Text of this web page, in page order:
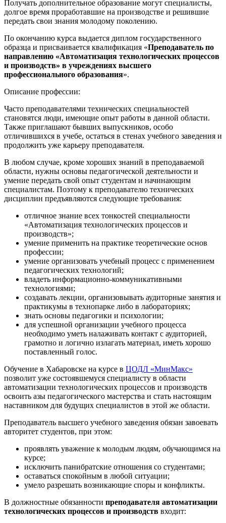
Получать дополнительное образование могут специалисты,
долгое время проработавшие на производстве и решившие
передать свои знания молодому поколению.
По окончанию курса выдается диплом государственного
образца и присваивается квалификация «Преподаватель по
направлению «Автоматизация технологических процессов
и производств» в учреждениях высшего
профессионального образования».
Описание профессии:
Часто преподавателями технических специальностей
становятся люди, имеющие опыт работы в данной области.
Также приглашают бывших выпускников, особо
отличившихся в учебе, остаться в стенах учебного заведения и
продолжить уже карьеру преподавателя.
В любом случае, кроме хороших знаний в преподаваемой
области, нужны основы педагогической деятельности и
умение передать свой опыт студентам и начинающим
специалистам. Поэтому к преподавателю технических
дисциплин предъявляются следующие требования:
отличное знание всех тонкостей специальности
«Автоматизация технологических процессов и
производств»;
умение применить на практике теоретические основ
профессии;
умение организовать учебный процесс с применением
педагогических технологий;
владеть информационно-коммуникативными
технологиями;
создавать лекции, организовывать аудиторные занятия и
практикумы в технопарке либо в лабораториях;
знать основы педагогики и психологии;
для успешной организации учебного процесса
необходимо уметь налаживать контакт с аудиторией,
грамотно и логично излагать материал, иметь хорошо
поставленный голос.
Обучение в Хабаровске на курсе в ЦОДЛ «МинМакс»
позволит уже состоявшемуся специалисту в области
автоматизации технологических процессов и производств
освоить азы педагогического мастерства и стать настоящим
наставником для будущих специалистов в этой же области.
Преподаватель высшего учебного заведения обязан завоевать
авторитет студентов, при этом:
проявлять уважение к молодым людям, обучающимся на
курсе;
исключить панибратские отношения со студентами;
оставаться спокойным в любой ситуации;
умело разрешать возникающие споры и конфликты.
В должностные обязанности преподавателя автоматизации
технологических процессов и производств входит: